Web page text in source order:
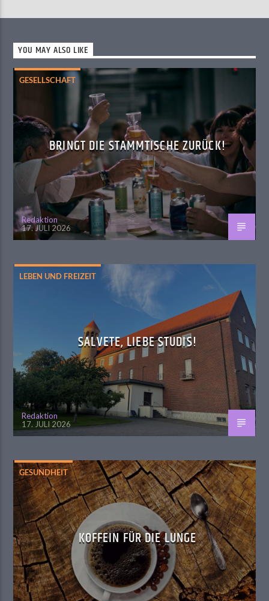
YOU MAY ALSO LIKE
GESELLSCHAFT
BRINGT DIE STAMMTISCHE ZURÜCK!
Redaktion
17. JULI 2026
LEBEN UND FREIZEIT
SALVETE, LIEBE STUDIS!
Redaktion
17. JULI 2026
GESUNDHEIT
KOFFEIN FÜR DIE LUNGE